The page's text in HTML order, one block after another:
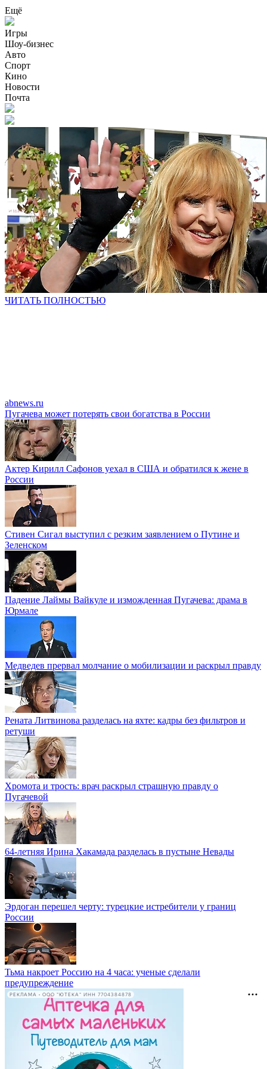
Ещё
Игры
Шоу-бизнес
Авто
Спорт
Кино
Новости
Почта
ЧИТАТЬ ПОЛНОСТЬЮ
abnews.ru
Пугачева может потерять свои богатства в России
Актер Кирилл Сафонов уехал в США и обратился к жене в
России
Стивен Сигал выступил с резким заявлением о Путине и
Зеленском
Падение Лаймы Вайкуле и изможденная Пугачева: драма в
Юрмале
Медведев прервал молчание о мобилизации и раскрыл правду
Рената Литвинова разделась на яхте: кадры без фильтров и
ретуши
Хромота и трость: врач раскрыл страшную правду о
Пугачевой
64-летняя Ирина Хакамада разделась в пустыне Невады
Эрдоган перешел черту: турецкие истребители у границ
России
Тьма накроет Россию на 4 часа: ученые сделали
предупреждение
РЕКЛАМА • ООО "ЮТЕКА" ИНН 7704384878